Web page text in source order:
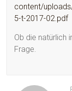
content/
5-t-2017-02.pdf
Ob die natürlich
Frage.